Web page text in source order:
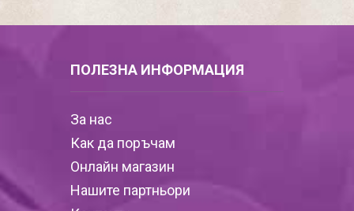
ПОЛЕЗНА ИНФОРМАЦИЯ
За нас
Как да поръчам
Онлайн магазин
Нашите партньори